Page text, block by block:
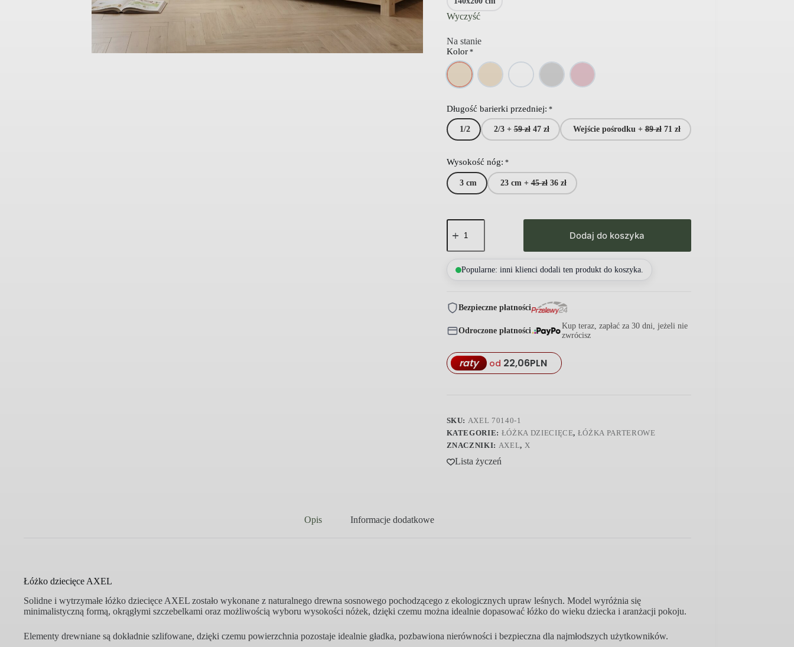
Wyczyść
Na stanie
Kolor*
Długość barierki przedniej: *
1/2 2/3 +59zł 47 zł Wejście pośrodku +89zł 71 zł
Wysokość nóg: *
3 cm 23 cm +45zł 36 zł
ilość
AXEL
dla
klasyczne
Dodaj do koszyka
Popularne: inni klienci dodali ten produkt do koszyka.
Bezpieczne płatności
Odroczone płatności
Kup teraz, zapłać za 30 dni, jeżeli nie
zwrócisz
raty od 22,06PLN
SKU: AXEL 70140-1
KATEGORIE: ŁÓŻKA DZIECIĘCE, ŁÓŻKA PARTEROWE
ZNACZNIKI: AXEL, X
Lista życzeń
Opis Informacje dodatkowe
Łóżko dziecięce AXEL
Solidne i wytrzymałe łóżko dziecięce AXEL zostało wykonane z naturalnego drewna sosnowego pochodzącego z ekologicznych upraw leśnych. Model wyróżnia się
minimalistyczną formą, okrągłymi szczebelkami oraz możliwością wyboru wysokości nóżek, dzięki czemu można idealnie dopasować łóżko do wieku dziecka i aranżacji pokoju.
Elementy drewniane są dokładnie szlifowane, dzięki czemu powierzchnia pozostaje idealnie gładka, pozbawiona nierówności i bezpieczna dla najmłodszych użytkowników.